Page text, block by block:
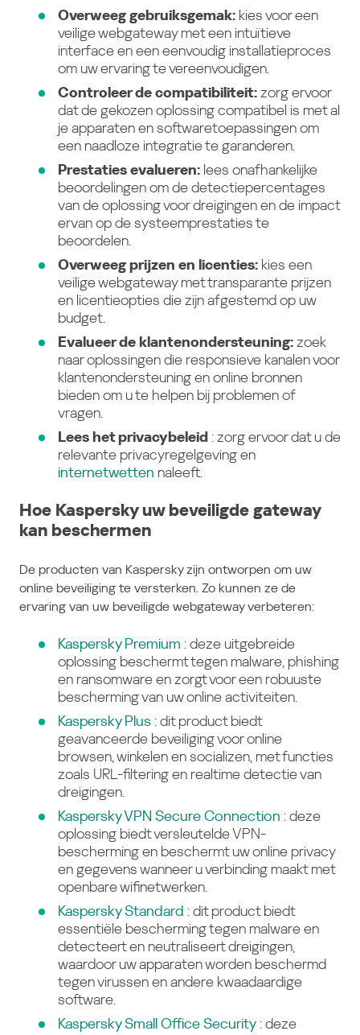
Overweeg gebruiksgemak: kies voor een
veilige webgateway met een intuïtieve
interface en een eenvoudig installatieproces
om uw ervaring te vereenvoudigen.
Controleer de compatibiliteit:zorg ervoor
dat de gekozen oplossing compatibel is met al
je apparaten en softwaretoepassingen om
een naadloze integratie te garanderen.
Prestaties evalueren: lees onafhankelijke
beoordelingen om de detectiepercentages
van de oplossing voor dreigingen en de impact
ervan op de systeemprestaties te
beoordelen.
Overweeg prijzen en licenties: kies een
veilige webgateway met transparante prijzen
en licentieopties die zijn afgestemd op uw
budget.
Evalueer de klantenondersteuning:zoek
naar oplossingen die responsieve kanalen voor
klantenondersteuning en online bronnen
bieden om u te helpen bij problemen of
vragen.
Lees het privacybeleid : zorg ervoor dat u de
relevante privacyregelgeving en
internetwetten naleeft.
Hoe Kaspersky uw beveiligde gateway
kan beschermen
De producten van Kaspersky zijn ontworpen om uw
online beveiliging te versterken. Zo kunnen ze de
ervaring van uw beveiligde webgateway verbeteren:
Kaspersky Premium : deze uitgebreide
oplossing beschermt tegen malware, phishing
en ransomware en zorgt voor een robuuste
bescherming van uw online activiteiten.
Kaspersky Plus : dit product biedt
geavanceerde beveiliging voor online
browsen, winkelen en socializen, met functies
zoals URL-filtering en realtime detectie van
dreigingen.
Kaspersky VPN Secure Connection : deze
oplossing biedt versleutelde VPN-
bescherming en beschermt uw online privacy
en gegevens wanneer u verbinding maakt met
openbare wifinetwerken.
Kaspersky Standard : dit product biedt
essentiële bescherming tegen malware en
detecteert en neutraliseert dreigingen,
waardoor uw apparaten worden beschermd
tegen virussen en andere kwaadaardige
software.
Kaspersky Small Office Security : deze